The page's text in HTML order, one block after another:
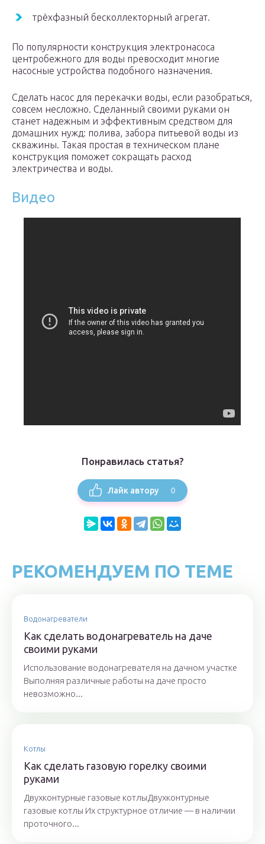
трёхфазный бесколлекторный агрегат.
По популярности конструкция электронасоса
центробежного для воды превосходит многие
насосные устройства подобного назначения.
Сделать насос для перекачки воды, если разобраться,
совсем несложно. Сделанный своими руками он
станет надежным и эффективным средством для
домашних нужд: полива, забора питьевой воды из
скважины. Такая простая в техническом плане
конструкция поможет сокращать расход
электричества и воды.
Видео
Понравилась статья?
Лайк автору 0
РЕКОМЕНДУЕМ ПО ТЕМЕ
Водонагреватели
Как сделать водонагреватель на даче
своими руками
Использование водонагревателя на дачном участке
Выполняя различные работы на даче просто
невозможно...
Котлы
Как сделать газовую горелку своими
руками
Двухконтурные газовые котлыДвухконтурные
газовые котлы Их структурное отличие — в наличии
проточного...